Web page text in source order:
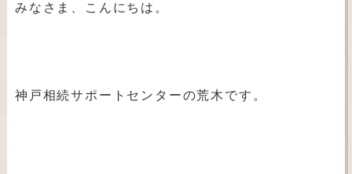
みなさま、こんにちは。
神戸相続サポートセンターの荒木です。